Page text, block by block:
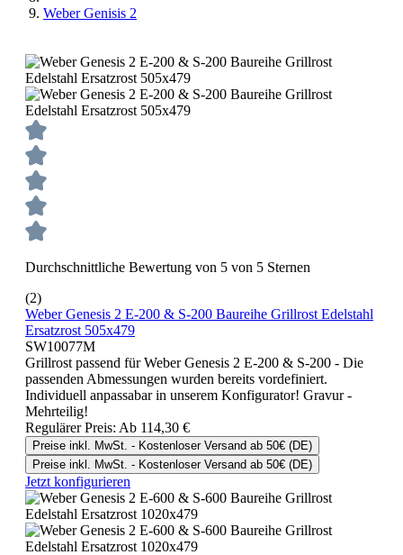
Weber Genisis 2
Durchschnittliche Bewertung von 5 von 5 Sternen
(2)
Weber Genesis 2 E-200 & S-200 Baureihe Grillrost Edelstahl
Ersatzrost 505x479
SW10077M
Grillrost passend für Weber Genesis 2 E-200 & S-200 - Die
passenden Abmessungen wurden bereits vordefiniert.
Individuell anpassabar in unserem Konfigurator! Gravur -
Mehrteilig!
Regulärer Preis: Ab 114,30 €
Preise inkl. MwSt. - Kostenloser Versand ab 50€ (DE)
Preise inkl. MwSt. - Kostenloser Versand ab 50€ (DE)
Jetzt konfigurieren